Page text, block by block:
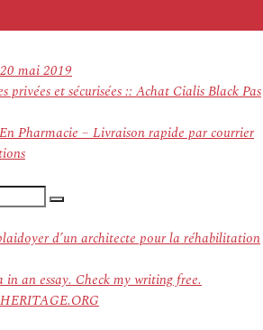
20 mai 2019
privées et sécurisées :: Achat Cialis Black Pas
Pharmacie – Livraison rapide par courrier
Recherche
d’un architecte pour la réhabilitation
an essay. Check my writing free.